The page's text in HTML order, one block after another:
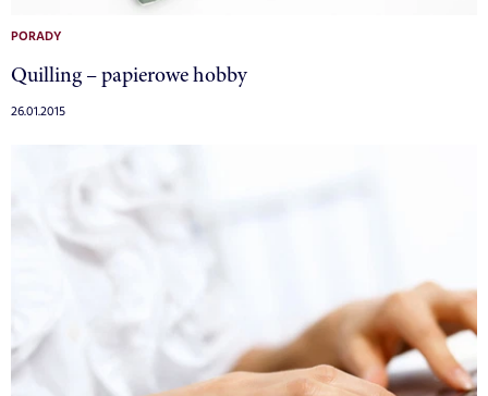
PORADY
Quilling – papierowe hobby
26.01.2015